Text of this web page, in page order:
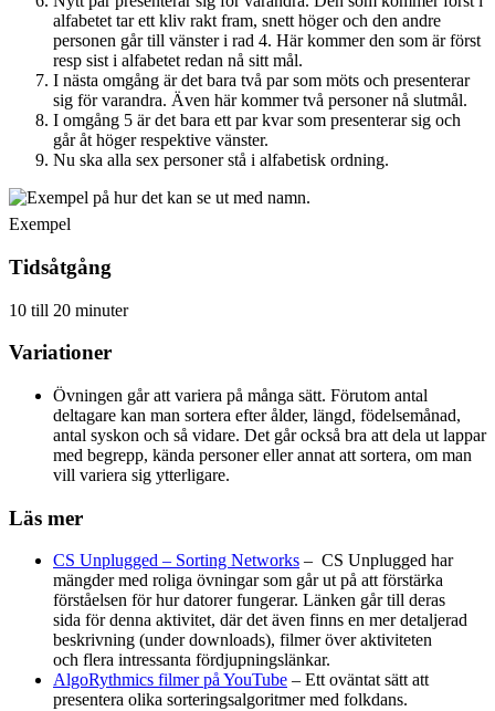
alfabetet tar ett kliv rakt fram, snett höger och den andre
personen går till vänster i rad 4. Här kommer den som är först
resp sist i alfabetet redan nå sitt mål.
I nästa omgång är det bara två par som möts och presenterar
sig för varandra. Även här kommer två personer nå slutmål.
I omgång 5 är det bara ett par kvar som presenterar sig och
går åt höger respektive vänster.
Nu ska alla sex personer stå i alfabetisk ordning.
Exempel
Tidsåtgång
10 till 20 minuter
Variationer
Övningen går att variera på många sätt. Förutom antal
deltagare kan man sortera efter ålder, längd, födelsemånad,
antal syskon och så vidare. Det går också bra att dela ut lappar
med begrepp, kända personer eller annat att sortera, om man
vill variera sig ytterligare.
Läs mer
CS Unplugged – Sorting Networks – CS Unplugged har
mängder med roliga övningar som går ut på att förstärka
förståelsen för hur datorer fungerar. Länken går till deras
sida för denna aktivitet, där det även finns en mer detaljerad
beskrivning (under downloads), filmer över aktiviteten
och flera intressanta fördjupningslänkar.
AlgoRythmics filmer på YouTube – Ett oväntat sätt att
presentera olika sorteringsalgoritmer med folkdans.